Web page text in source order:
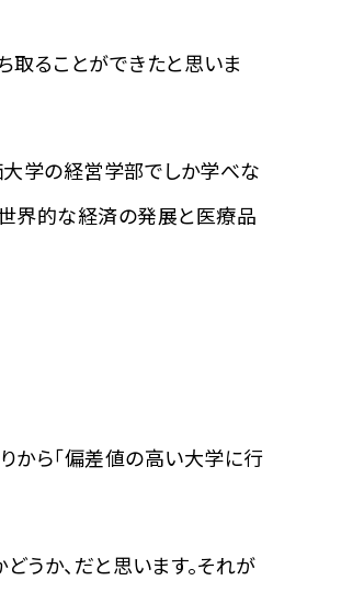
ることができたと思いま
大学の経営学部でしか学べな
世界的な経済の発展と医療品
から「偏差値の高い大学に行
うか、だと思います。それが